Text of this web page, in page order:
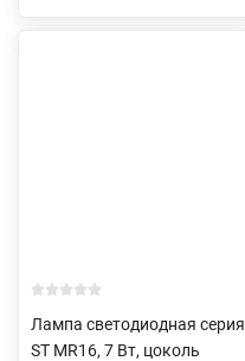
Лампа светодиодная серия
ST MR16, 7 Вт, цоколь